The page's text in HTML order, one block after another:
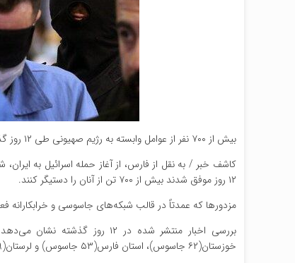
بیش از ۷۰۰ نفر از عوامل وابسته به رژیم صهیونی طی ۱۲ روز گذشته توسط نیروهای امنیتی در کشور دستگیر شدند.
کاشف خبر / به نقل از فارس، از آغاز حمله اسرائیل به
۱۲ روز موفق شدند بیش از ۷۰۰ تن از آنان را دستیگر کنند.
مزدورها که عمدتاً در قالب شبکه‌های جاسوسی و
خوزستان(۶۲ جاسوس)، استان فارس(۵۳ جاسوس) و لرستان(۴۹ جاسوس) بوده است، البته آمار دستگیری در استان تهران هنوز به صورت دقیق اعلام نشده است.